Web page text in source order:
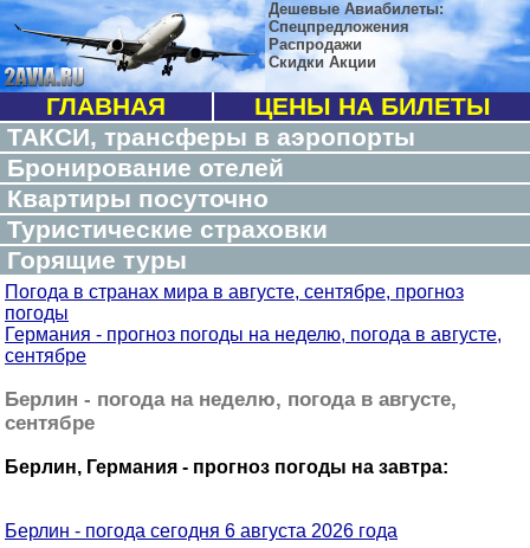
Дешевые Авиабилеты:
Спецпредложения
Распродажи
Скидки Акции
ГЛАВНАЯ
ЦЕНЫ НА БИЛЕТЫ
ТАКСИ, трансферы в аэропорты
Бронирование отелей
Квартиры посуточно
Туристические страховки
Горящие туры
Погода в странах мира в августе, сентябре, прогноз
погоды
Германия - прогноз погоды на неделю, погода в августе,
сентябре
Берлин - погода на неделю, погода в августе,
сентябре
Берлин, Германия - прогноз погоды на завтра:
Берлин - погода сегодня 6 августа 2026 года